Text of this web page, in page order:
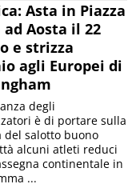
Asta in Piazza
Aosta il 22
e strizza
agli Europei di
degli
è di portare sulla
del salotto buono
alcuni atleti reduci
continentale in
...